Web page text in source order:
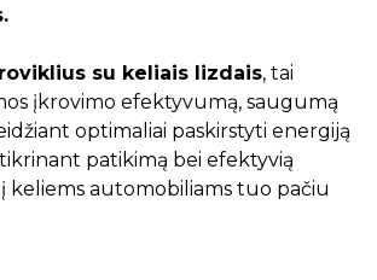
su keliais lizdais, tai
įkrovimo efektyvumą, saugumą
optimaliai paskirstyti energiją
patikimą bei efektyvią
keliems automobiliams tuo pačiu